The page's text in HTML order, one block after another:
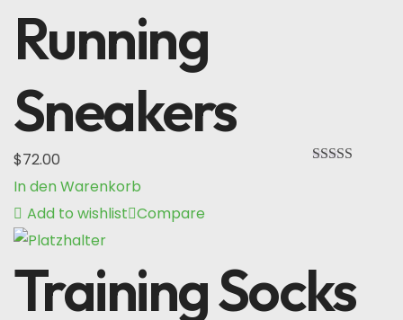
Running
Sneakers
$72.00
In den Warenkorb
Add to wishlist Compare
Training Socks